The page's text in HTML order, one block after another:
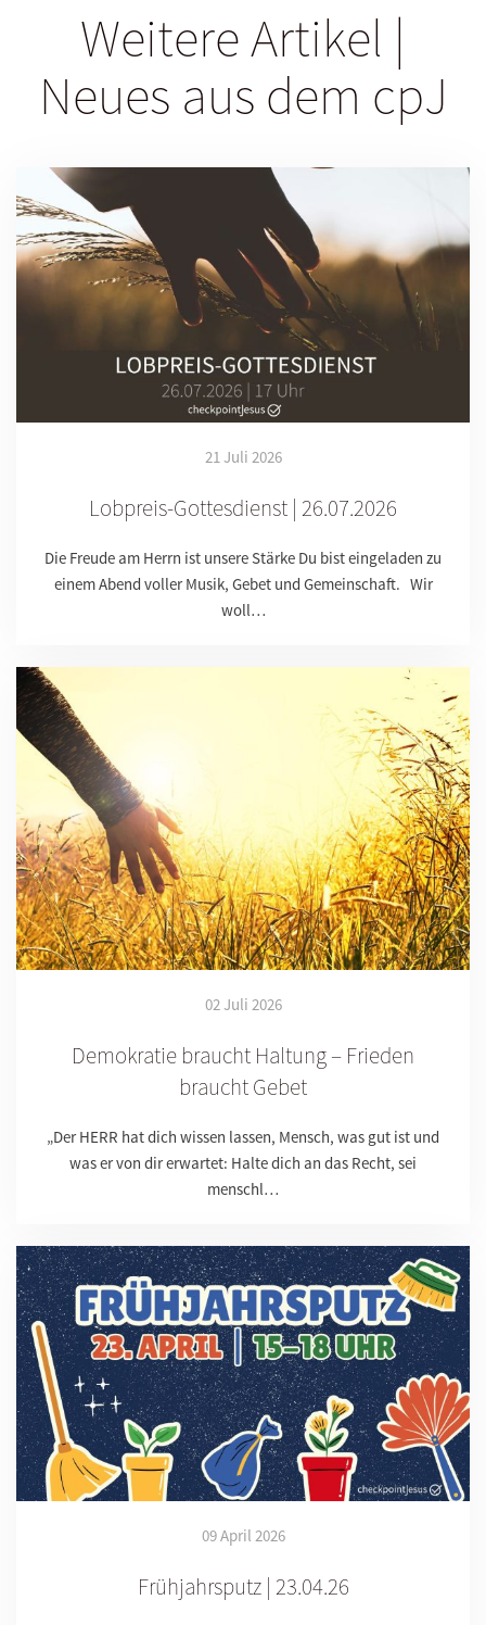
Weitere Artikel |
Neues aus dem cpJ
21 Juli 2026
Lobpreis-Gottesdienst | 26.07.2026
Die Freude am Herrn ist unsere Stärke Du bist eingeladen zu
einem Abend voller Musik, Gebet und Gemeinschaft. Wir
woll…
02 Juli 2026
Demokratie braucht Haltung – Frieden
braucht Gebet
„Der HERR hat dich wissen lassen, Mensch, was gut ist und
was er von dir erwartet: Halte dich an das Recht, sei
menschl…
09 April 2026
Frühjahrsputz | 23.04.26